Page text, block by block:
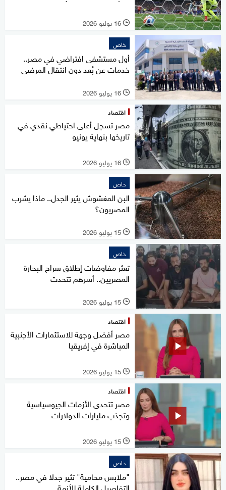
l 16 يوليو 2026
خاص
أول مستشفى افتراضي في مصر..
خدمات عن بُعد دون انتقال المرضى
l 16 يوليو 2026
اقتصاد
مصر تسجل أعلى احتياطي نقدي في
تاريخها بنهاية يونيو
l 16 يوليو 2026
خاص
البن المغشوش يثير الجدل.. ماذا يشرب
المصريون؟
l 15 يوليو 2026
خاص
تعثر مفاوضات إطلاق سراح البحارة
المصريين.. أسرهم تتحدث
l 15 يوليو 2026
اقتصاد
مصر أفضل وجهة للاستثمارات الأجنبية
المباشرة في إفريقيا
l 15 يوليو 2026
اقتصاد
مصر تتحدى الأزمات الجيوسياسية
وتجذب مليارات الدولارات
l 15 يوليو 2026
خاص
"ملابس محامية" تثير جدلا في مصر..